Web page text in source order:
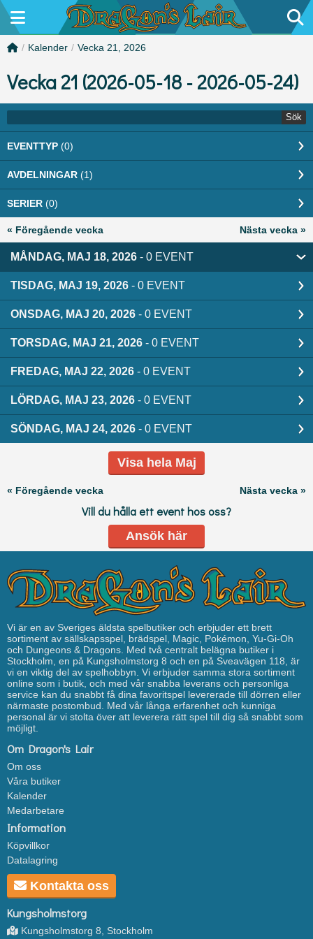
/ Kalender / Vecka 21, 2026
Vecka 21 (2026-05-18 - 2026-05-24)
Sök
EVENTTYP (0)
AVDELNINGAR (1)
SERIER (0)
« Föregående vecka Nästa vecka »
MÅNDAG, MAJ 18, 2026 - 0 EVENT
TISDAG, MAJ 19, 2026 - 0 EVENT
ONSDAG, MAJ 20, 2026 - 0 EVENT
TORSDAG, MAJ 21, 2026 - 0 EVENT
FREDAG, MAJ 22, 2026 - 0 EVENT
LÖRDAG, MAJ 23, 2026 - 0 EVENT
SÖNDAG, MAJ 24, 2026 - 0 EVENT
Visa hela Maj
« Föregående vecka Nästa vecka »
Vill du hålla ett event hos oss?
Ansök här
Vi är en av Sveriges äldsta spelbutiker och erbjuder ett brett
sortiment av sällskapsspel, brädspel, Magic, Pokémon, Yu-Gi-Oh
och Dungeons & Dragons. Med två centralt belägna butiker i
Stockholm, en på Kungsholmstorg 8 och en på Sveavägen 118, är
vi en viktig del av spelhobbyn. Vi erbjuder samma stora sortiment
online som i butik, och med vår snabba leverans och personliga
service kan du snabbt få dina favoritspel levererade till dörren eller
närmaste postombud. Med vår långa erfarenhet och kunniga
personal är vi stolta över att leverera rätt spel till dig så snabbt som
möjligt.
Om Dragon's Lair
Om oss
Våra butiker
Kalender
Medarbetare
Information
Köpvillkor
Datalagring
Kontakta oss
Kungsholmstorg
Kungsholmstorg 8, Stockholm